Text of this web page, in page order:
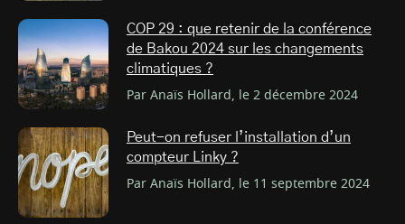
COP 29 : que retenir de la conférence
de Bakou 2024 sur les changements
climatiques ?
Par Anaïs Hollard, le 2 décembre 2024
Peut-on refuser l’installation d’un
compteur Linky ?
Par Anaïs Hollard, le 11 septembre 2024